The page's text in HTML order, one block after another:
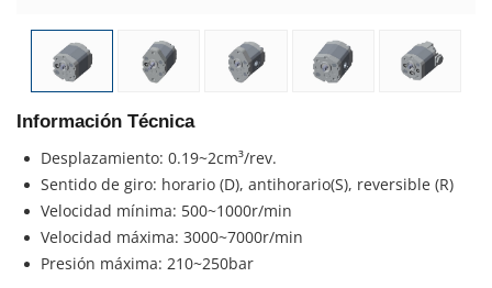
Información Técnica
Desplazamiento: 0.19~2cm³/rev.
Sentido de giro: horario (D), antihorario(S), reversible (R)
Velocidad mínima: 500~1000r/min
Velocidad máxima: 3000~7000r/min
Presión máxima: 210~250bar